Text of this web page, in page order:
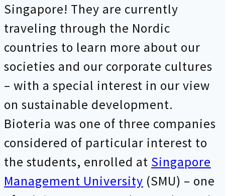
Singapore! They are currently
traveling through the Nordic
countries to learn more about our
societies and our corporate cultures
– with a special interest in our view
on sustainable development.
Bioteria was one of three companies
considered of particular interest to
the students, enrolled at Singapore
Management University (SMU) – one